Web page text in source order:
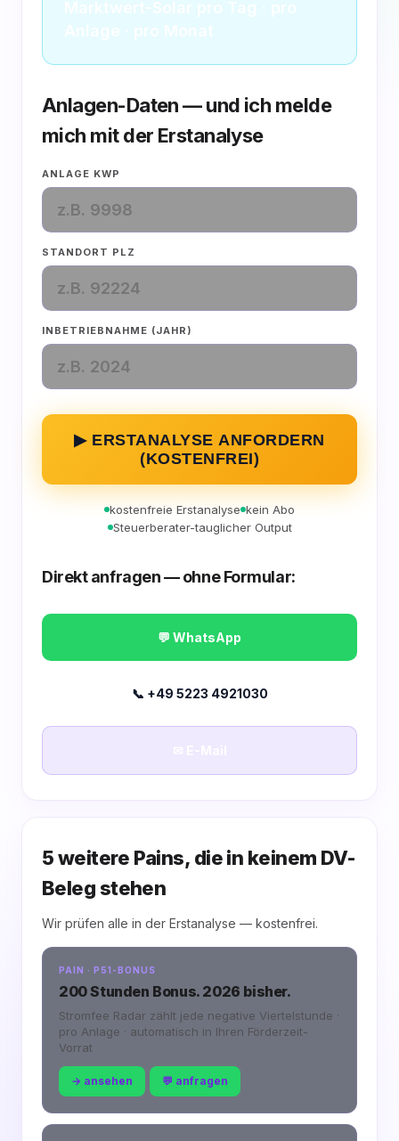
Anlagen-Daten — und ich melde
mich mit der Erstanalyse
ANLAGE KWP
STANDORT PLZ
INBETRIEBNAHME (JAHR)
▶ ERSTANALYSE ANFORDERN
(KOSTENFREI)
kostenfreie Erstanalyse kein Abo
Steuerberater-tauglicher Output
Direkt anfragen — ohne Formular:
💬 WhatsApp
📞 +49 5223 4921030
5 weitere Pains, diein keinem DV-
Beleg stehen
Wir prüfen alle in der Erstanalyse — kostenfrei.
PAIN · P51-BONUS
200 Stunden Bonus. 2026 bisher.
Stromfee Radar zählt jede negative Viertelstunde ·
pro Anlage · automatisch in Ihren Förderzeit-
Vorrat
→ ansehen 💬 anfragen